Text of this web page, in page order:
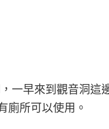
一早來到觀音洞這
廁所可以使用。